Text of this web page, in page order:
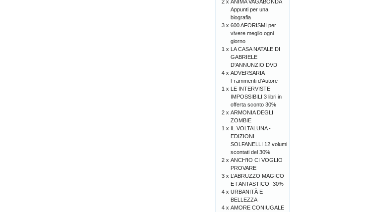
2 x ANIMA VAGABONDA
Appunti per una
biografia
3 x 600 AFORISMI per
vivere meglio ogni
giorno
1 x LA CASA NATALE DI
GABRIELE
D'ANNUNZIO DVD
4 x ADVERSARIA
Frammenti d'Autore
1 x LE INTERVISTE
IMPOSSIBILI 3 libri in
offerta sconto 30%
2 x ARMONIA DEGLI
ZOMBIE
1 x IL VOLTALUNA -
EDIZIONI
SOLFANELLI 12 volumi
scontati del 30%
2 x ANCH'IO CI VOGLIO
PROVARE
3 x L’ABRUZZO MAGICO
E FANTASTICO -30%
4 x URBANITÀ E
BELLEZZA
4 x AMORE CONIUGALE